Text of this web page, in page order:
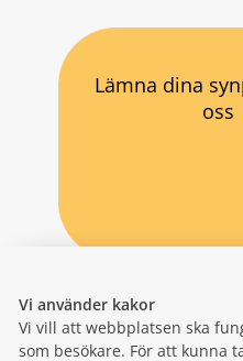
Vi använder kakor
Vi vill att webbplatsen ska
som besökare. För att kunna
Lämna dina
oss